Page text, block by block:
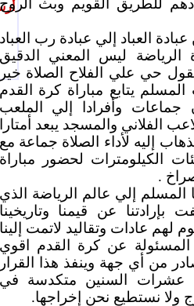
للطريق القويم وبث
العباد إلي عبادة رب العباد
الرياضة ليس المعني الدقيق
حي علي الفلاح الصلاة خير
يتابع مباراة كرة القدم
جماعات وأفرادا إلي الملعب
الفلاني والمسجد يبعد أمتارا
إليه لأداء الصلاة جماعة مع
الكيلومترات لحضور مباراة
.
المسلم إلي عالم الرياضة الذي
بإرادتنا عن قيمنا وتاريخينا
لهم عادات وتقاليد لاتمت إلينا
المسئولة عن كرة القدم اقوي
من أي جهة وينفذ هذا القرار
عشرات السنين متكدسة في
ولا نستطيع نحن إخراجها.